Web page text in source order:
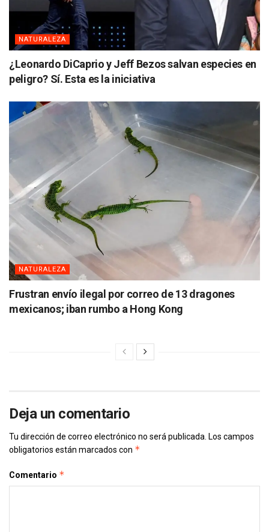
NATURALEZA
¿Leonardo DiCaprio y Jeff Bezos salvan especies en
peligro? Sí. Esta es la iniciativa
NATURALEZA
Frustran envío ilegal por correo de 13 dragones
mexicanos; iban rumbo a Hong Kong
Deja un comentario
Tu dirección de correo electrónico no será publicada. Los campos
obligatorios están marcados con *
Comentario *